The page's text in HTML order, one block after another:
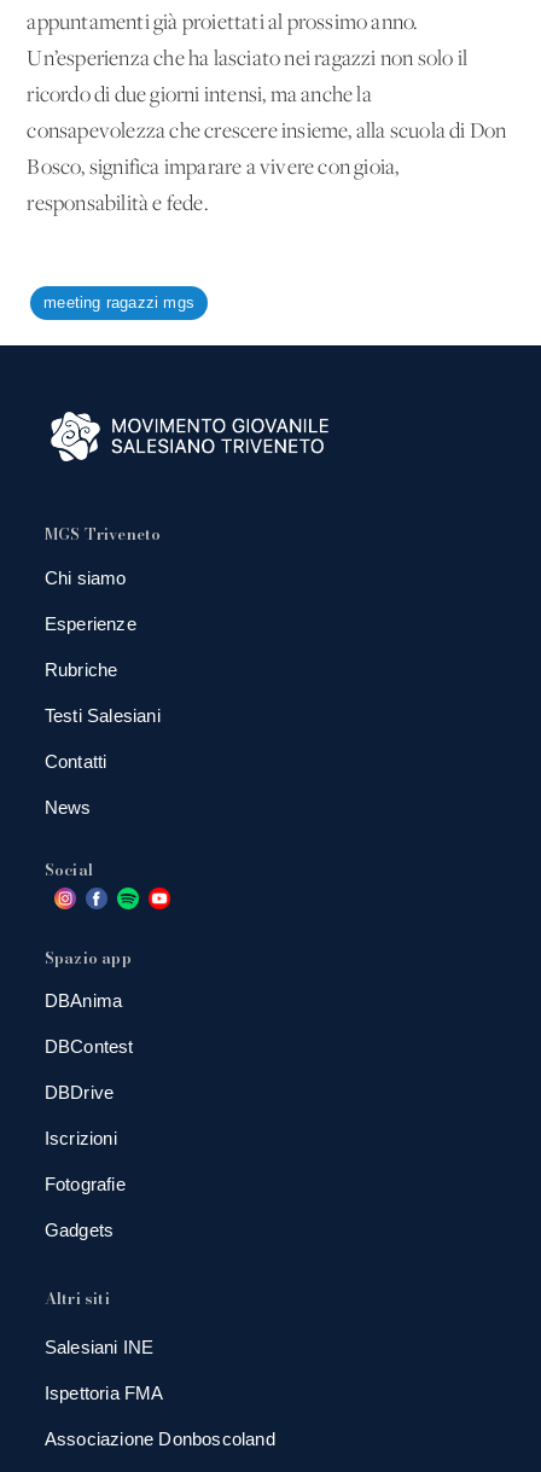
appuntamenti già proiettati al prossimo anno.
Un’esperienza che ha lasciato nei ragazzi non solo il
ricordo di due giorni intensi, ma anche la
consapevolezza che crescere insieme, alla scuola di Don
Bosco, significa imparare a vivere con gioia,
responsabilità e fede.
meeting ragazzi mgs
MGS Triveneto
Chi siamo
Esperienze
Rubriche
Testi Salesiani
Contatti
News
Social
Spazio app
DBAnima
DBContest
DBDrive
Iscrizioni
Fotografie
Gadgets
Altri siti
Salesiani INE
Ispettoria FMA
Associazione Donboscoland